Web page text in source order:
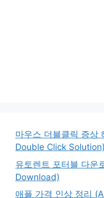
마우스 더블클릭 증
Double Click Solution)
유토렌트 포터블 다
Download)
애플 가격 인상 정리